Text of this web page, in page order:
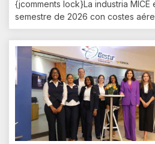
{jcomments lock}La industria
semestre de 2026 con costes